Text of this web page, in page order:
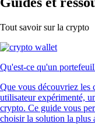
Tout savoir sur la crypto
Qu'est-ce qu'un
Que vous découvriez les
utilisateur expérimenté,
crypto. Ce guide vous
choisir la solution la plus